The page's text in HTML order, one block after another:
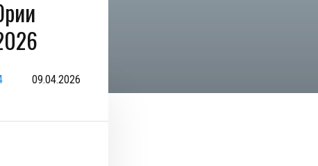
09.04.2026